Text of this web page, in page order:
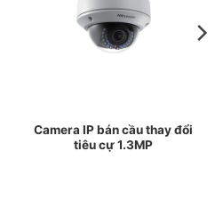
Camera IP bán cầu thay đổi
tiêu cự 1.3MP